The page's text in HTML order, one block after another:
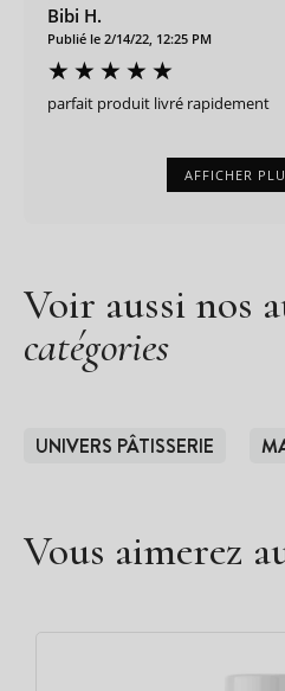
Bibi H.
Publié le 2/14/22, 12:25 PM
parfait produit livré rapidement
AFFICHER
Voir aussi nos
catégories
UNIVERS PÂTISSERIE
Vous aimerez